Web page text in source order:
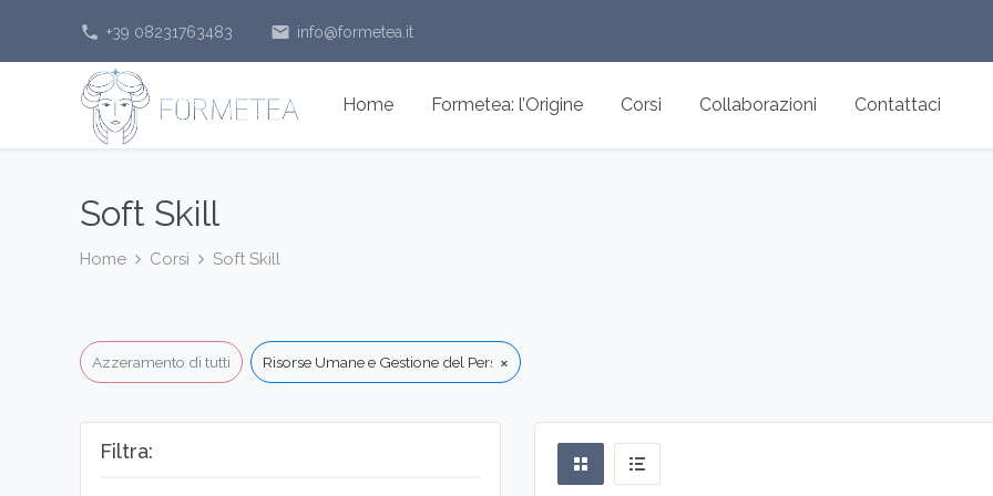
phone +39 08231763483 email info@formetea.it
Home Formetea: l’Origine Corsi Collaborazioni Contattaci
Soft Skill
Home Corsi Soft Skill
Azzeramento di tutti Risorse Umane e Gestione del Personale
×
Filtra: